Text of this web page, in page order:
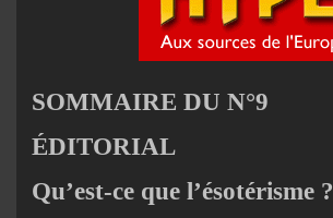
SOMMAIRE DU N°9
ÉDITORIAL
Qu’est-ce que l’ésotérisme ?